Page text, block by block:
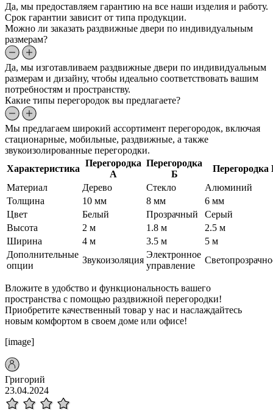
Да, мы предоставляем гарантию на все наши изделия и работу.
Срок гарантии зависит от типа продукции.
Можно ли заказать раздвижные двери по индивидуальным
размерам?
Да, мы изготавливаем раздвижные двери по индивидуальным
размерам и дизайну, чтобы идеально соответствовать вашим
потребностям и пространству.
Какие типы перегородок вы предлагаете?
Мы предлагаем широкий ассортимент перегородок, включая
стационарные, мобильные, раздвижные, а также
звукоизолированные перегородки.
Характеристика
Перегородка
А
Перегородка
Б
Перегородка
Материал
Дерево Стекло
Алюминий
Толщина
10 мм 8 мм
6 мм
Цвет
Белый Прозрачный
Серый
Высота
2 м 1.8 м
2.5 м
Ширина
4 м 3.5 м
5 м
Дополнительные
опции
Звукоизоляция
Электронное
управление
Вложите в удобство и функциональность вашего
пространства с помощью раздвижной перегородки!
Приобретите качественный товар у нас и наслаждайтесь
новым комфортом в своем доме или офисе!
[image]
Григорий
23.04.2024